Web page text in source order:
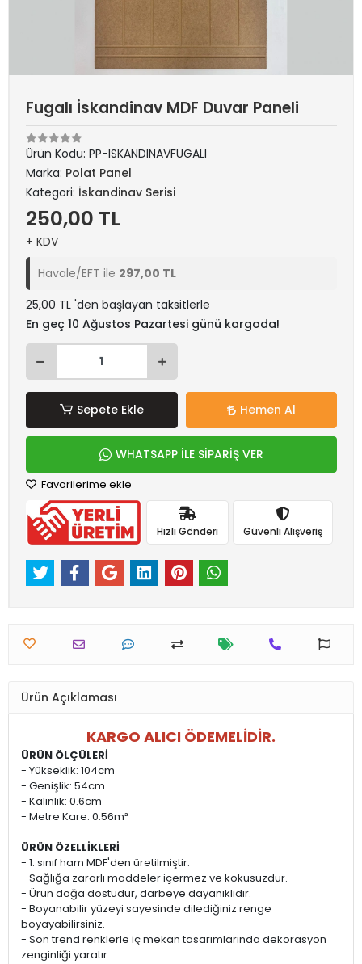
Fugalı İskandinav MDF Duvar Paneli
Ürün Kodu: PP-ISKANDINAVFUGALI
Marka: Polat Panel
Kategori: İskandinav Serisi
250,00 TL
+ KDV
Havale/EFT ile 297,00 TL
25,00 TL 'den başlayan taksitlerle
En geç 10 Ağustos Pazartesi günü kargoda!
Sepete Ekle Hemen Al
WHATSAPP İLE SİPARİŞ VER
Favorilerime ekle
Hızlı Gönderi Güvenli Alışveriş
Ürün Açıklaması
KARGO ALICI ÖDEMELİDİR.
ÜRÜN ÖLÇÜLERİ
- Yükseklik: 104cm
- Genişlik: 54cm
- Kalınlık: 0.6cm
- Metre Kare: 0.56m²
ÜRÜN ÖZELLİKLERİ
- 1. sınıf ham MDF'den üretilmiştir.
- Sağlığa zararlı maddeler içermez ve kokusuzdur.
- Ürün doğa dostudur, darbeye dayanıklıdır.
- Boyanabilir yüzeyi sayesinde dilediğiniz renge
boyayabilirsiniz.
- Son trend renklerle iç mekan tasarımlarında dekorasyon
zenginliği yaratır.